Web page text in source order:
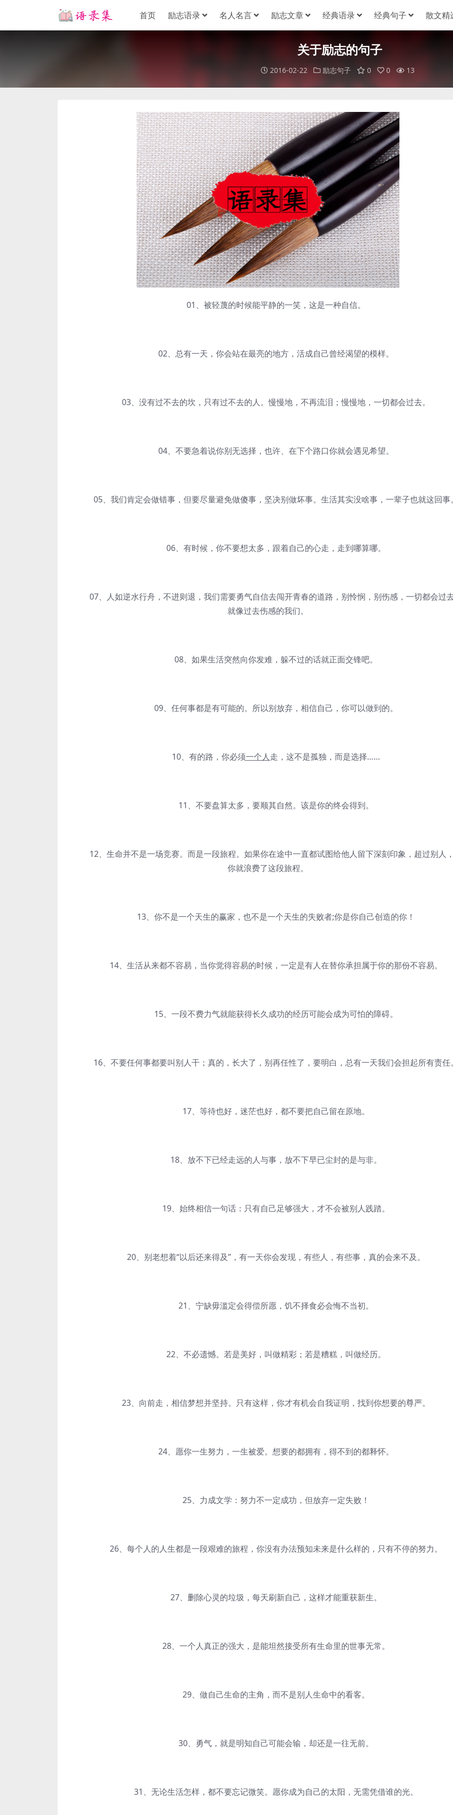
首页 励志语录 名人名言 励志文章 经典语录 经典句子 散文精
关于励志的句子
2016-02-22 励志句子 0 0 13
01、被轻蔑的时候能平静的一笑，这是一种自信。
02、总有一天，你会站在最亮的地方，活成自己曾经渴望的模样。
03、没有过不去的坎，只有过不去的人。慢慢地，不再流泪；慢慢地，一切都会过去。
04、不要急着说你别无选择，也许、在下个路口你就会遇见希望。
05、我们肯定会做错事，但要尽量避免做傻事，坚决别做坏事。生活其实没啥事，一辈子也就这回事
06、有时候，你不要想太多，跟着自己的心走，走到哪算哪。
07、人如逆水行舟，不进则退，我们需要勇气自信去闯开青春的道路，别怜悯，别伤感，一切都会过
就像过去伤感的我们。
08、如果生活突然向你发难，躲不过的话就正面交锋吧。
09、任何事都是有可能的。所以别放弃，相信自己，你可以做到的。
10、有的路，你必须一个人走，这不是孤独，而是选择……
11、不要盘算太多，要顺其自然。该是你的终会得到。
12、生命并不是一场竞赛。而是一段旅程。如果你在途中一直都试图给他人留下深刻印象，超过别人
你就浪费了这段旅程。
13、你不是一个天生的赢家，也不是一个天生的失败者;你是你自己创造的你！
14、生活从来都不容易，当你觉得容易的时候，一定是有人在替你承担属于你的那份不容易。
15、一段不费力气就能获得长久成功的经历可能会成为可怕的障碍。
16、不要任何事都要叫别人干；真的，长大了，别再任性了，要明白，总有一天我们会担起所有责任
17、等待也好，迷茫也好，都不要把自己留在原地。
18、放不下已经走远的人与事，放不下早已尘封的是与非。
19、始终相信一句话：只有自己足够强大，才不会被别人践踏。
20、别老想着“以后还来得及”，有一天你会发现，有些人，有些事，真的会来不及。
21、宁缺毋滥定会得偿所愿，饥不择食必会悔不当初。
22、不必遗憾。若是美好，叫做精彩；若是糟糕，叫做经历。
23、向前走，相信梦想并坚持。只有这样，你才有机会自我证明，找到你想要的尊严。
24、愿你一生努力，一生被爱。想要的都拥有，得不到的都释怀。
25、力成文学：努力不一定成功，但放弃一定失败！
26、每个人的人生都是一段艰难的旅程，你没有办法预知未来是什么样的，只有不停的努力。
27、删除心灵的垃圾，每天刷新自己，这样才能重获新生。
28、一个人真正的强大，是能坦然接受所有生命里的世事无常。
29、做自己生命的主角，而不是别人生命中的看客。
30、勇气，就是明知自己可能会输，却还是一往无前。
31、无论生活怎样，都不要忘记微笑。愿你成为自己的太阳，无需凭借谁的光。